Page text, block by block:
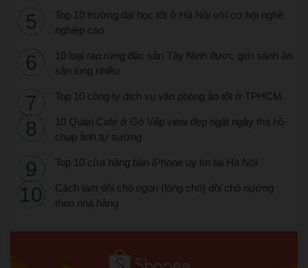
Top 10 trường đại học tốt ở Hà Nội với cơ hội nghề
nghiệp cao
10 loại rau rừng đặc sản Tây Ninh được giới sành ăn
săn lùng nhiều
Top 10 công ty dịch vụ văn phòng ảo tốt ở TPHCM
10 Quán Cafe ở Gò Vấp view đẹp ngất ngây tha hồ
chụp ảnh tự sướng
Top 10 cửa hàng bán iPhone uy tín tại Hà Nội
Cách làm dồi chó ngon (lòng chó) dồi chó nướng
theo nhà hàng